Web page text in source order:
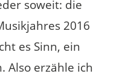
soweit: die
2016
es Sinn, ein
Also erzähle ich